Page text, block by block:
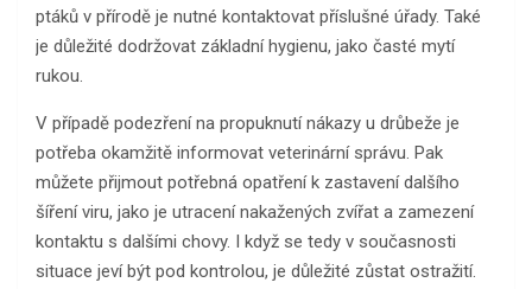
ptáků v přírodě je nutné kontaktovat příslušné úřady. Také
je důležité dodržovat základní hygienu, jako časté mytí
rukou.
V případě podezření na propuknutí nákazy u drůbeže je
potřeba okamžitě informovat veterinární správu. Pak
můžete přijmout potřebná opatření k zastavení dalšího
šíření viru, jako je utracení nakažených zvířat a zamezení
kontaktu s dalšími chovy. I když se tedy v současnosti
situace jeví být pod kontrolou, je důležité zůstat ostražití.